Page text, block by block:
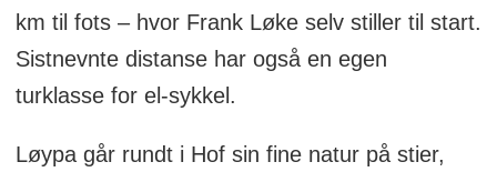
km til fots – hvor Frank Løke selv stiller til start.
Sistnevnte distanse har også en egen
turklasse for el-sykkel.
Løypa går rundt i Hof sin fine natur på stier,